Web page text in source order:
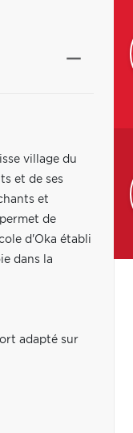
village du
et de ses
et
de
d'Oka établi
dans la
adapté sur